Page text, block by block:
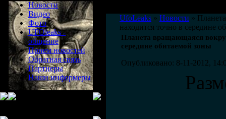
Новости
Видео
Фото
UFOleaks -
общение
Прием новостей
Обратная связь
Партнеры
Наши информеры
UfoLeaks » Новости »
находится точно в середине
Планета вращающаяся
середине обитаемой зоны
Опубликовано: 8-11-2012,